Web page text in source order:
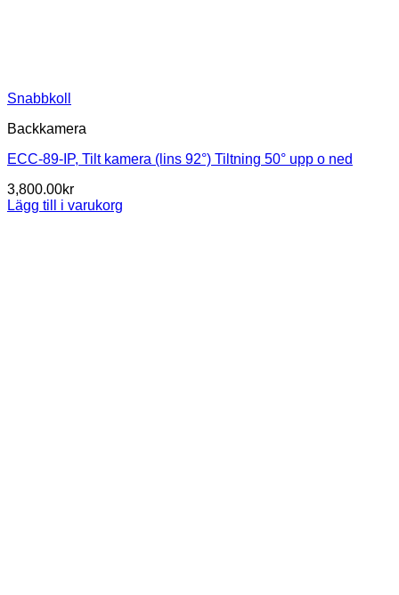
Snabbkoll
Backkamera
ECC-89-IP, Tilt kamera (lins 92°) Tiltning 50° upp o ned
3,800.00kr
Lägg till i varukorg